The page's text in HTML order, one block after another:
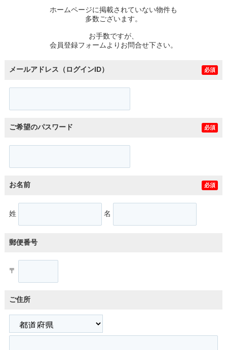
ホームページに掲載されていない物件も
多数ございます。
お手数ですが、
会員登録フォームよりお問合せ下さい。
メールアドレス（ログインID） 必須
ご希望のパスワード 必須
お名前 必須
姓 名
郵便番号
〒
ご住所